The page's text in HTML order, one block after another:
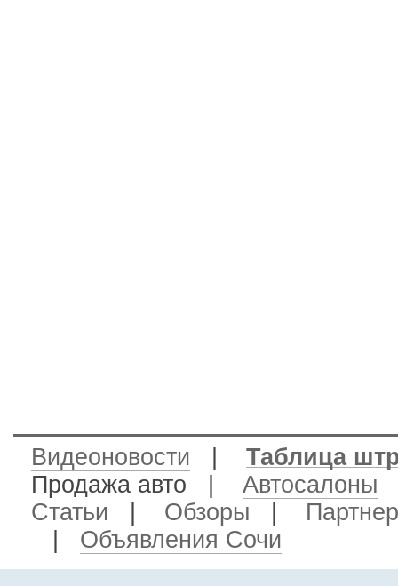
Видеоновости
Таблица
Продажа авто
Автосалоны
Статьи
Обзоры
Объявления Сочи